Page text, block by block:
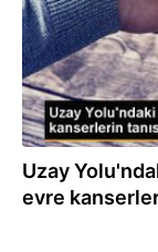
Uzay
evre